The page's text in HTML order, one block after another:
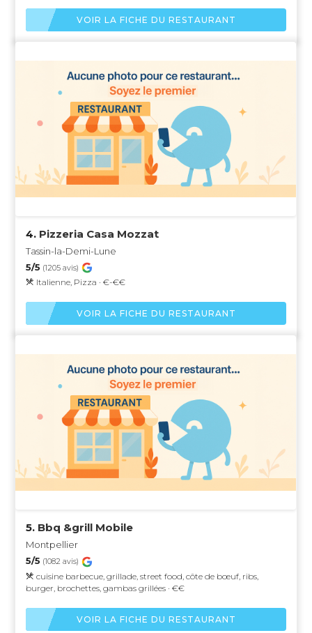
VOIR LA FICHE DU RESTAURANT
4. Pizzeria Casa Mozzat
Tassin-la-Demi-Lune
5/5 (1205 avis)
Italienne, Pizza · €-€€
VOIR LA FICHE DU RESTAURANT
5. Bbq &grill Mobile
Montpellier
5/5 (1082 avis)
cuisine barbecue, grillade, street food, côte de bœuf, ribs,
burger, brochettes, gambas grillées · €€
VOIR LA FICHE DU RESTAURANT